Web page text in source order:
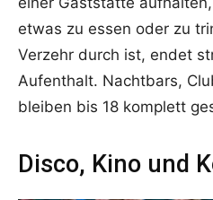
etwas zu essen oder zu
Verzehr durch ist, endet
Aufenthalt. Nachtbars,
bleiben bis 18 komplett
Disco, Kino und